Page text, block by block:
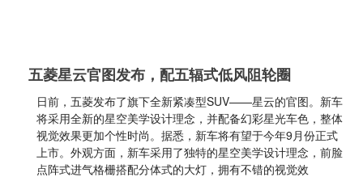
五菱星云官图发布，配五辐式低风阻轮圈
日前，五菱发布了旗下全新紧凑型SUV——星云的官图。新车
将采用全新的星空美学设计理念，并配备幻彩星光车色，整体
视觉效果更加个性时尚。据悉，新车将有望于今年9月份正式
上市。外观方面，新车采用了独特的星空美学设计理念，前脸
点阵式进气格栅搭配分体式的大灯，拥有不错的视觉效